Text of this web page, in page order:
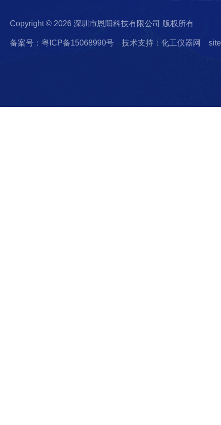
Copyright © 2026 深圳市恩阳科技有限公司 版权所有
备案号：粤ICP备15068990号 技术支持：化工仪器网